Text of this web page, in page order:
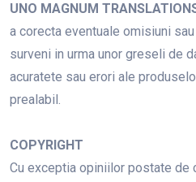
UNO MAGNUM
a corecta eventuale omisiuni
surveni in urma unor greseli de
acuratete sau erori ale
prealabil.
COPYRIGHT
Cu exceptia opiniilor postate de